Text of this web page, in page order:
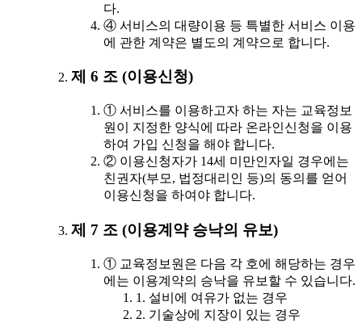
다.
④ 서비스의 대량이용 등 특별한 서비스 이용
에 관한 계약은 별도의 계약으로 합니다.
제 6 조 (이용신청)
① 서비스를 이용하고자 하는 자는 교육정보
원이 지정한 양식에 따라 온라인신청을 이용
하여 가입 신청을 해야 합니다.
② 이용신청자가 14세 미만인자일 경우에는
친권자(부모, 법정대리인 등)의 동의를 얻어
이용신청을 하여야 합니다.
제 7 조 (이용계약 승낙의 유보)
① 교육정보원은 다음 각 호에 해당하는 경우
에는 이용계약의 승낙을 유보할 수 있습니다.
1. 설비에 여유가 없는 경우
2. 기술상에 지장이 있는 경우